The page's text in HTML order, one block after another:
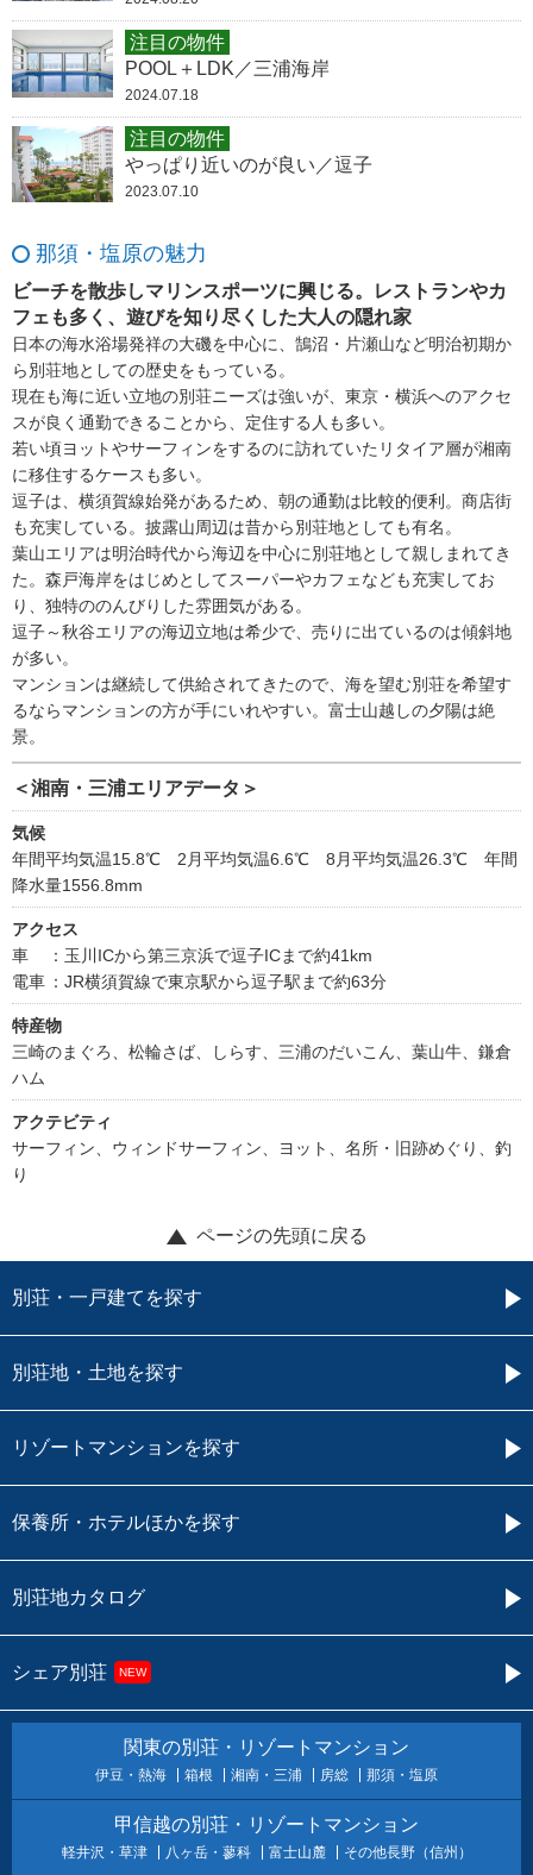
注目の物件
POOL＋LDK／三浦海岸
2024.07.18
注目の物件
やっぱり近いのが良い／逗子
2023.07.10
那須・塩原の魅力
ビーチを散歩しマリンスポーツに興じる。レストランやカ
フェも多く、遊びを知り尽くした大人の隠れ家
日本の海水浴場発祥の大磯を中心に、鵠沼・片瀬山など明治初期か
ら別荘地としての歴史をもっている。
現在も海に近い立地の別荘ニーズは強いが、東京・横浜へのアクセ
スが良く通勤できることから、定住する人も多い。
若い頃ヨットやサーフィンをするのに訪れていたリタイア層が湘南
に移住するケースも多い。
逗子は、横須賀線始発があるため、朝の通勤は比較的便利。商店街
も充実している。披露山周辺は昔から別荘地としても有名。
葉山エリアは明治時代から海辺を中心に別荘地として親しまれてき
た。森戸海岸をはじめとしてスーパーやカフェなども充実してお
り、独特ののんびりした雰囲気がある。
逗子～秋谷エリアの海辺立地は希少で、売りに出ているのは傾斜地
が多い。
マンションは継続して供給されてきたので、海を望む別荘を希望す
るならマンションの方が手にいれやすい。富士山越しの夕陽は絶
景。
＜湘南・三浦エリアデータ＞
気候
年間平均気温15.8℃ 2月平均気温6.6℃ 8月平均気温26.3℃ 年間
降水量1556.8mm
アクセス
車
：玉川ICから第三京浜で逗子ICまで約41km
電車 ：JR横須賀線で東京駅から逗子駅まで約63分
特産物
三崎のまぐろ、松輪さば、しらす、三浦のだいこん、葉山牛、鎌倉
ハム
アクテビティ
サーフィン、ウィンドサーフィン、ヨット、名所・旧跡めぐり、釣
り
ページの先頭に戻る
別荘・一戸建てを探す
別荘地・土地を探す
リゾートマンションを探す
保養所・ホテルほかを探す
別荘地カタログ
シェア別荘 NEW
関東の別荘・リゾートマンション
伊豆・熱海 箱根 湘南・三浦 房総 那須・塩原
甲信越の別荘・リゾートマンション
軽井沢・草津 八ヶ岳・蓼科 富士山麓 その他長野（信州）